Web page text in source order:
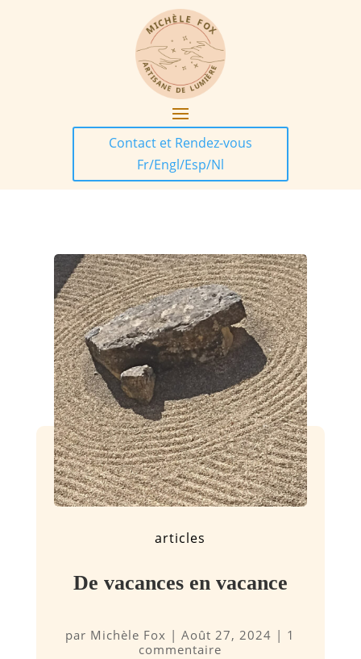
Contact et Rendez-vous
Fr/Engl/Esp/Nl
articles
De vacances en vacance
par Michèle Fox |Août 27, 2024 | 1
commentaire